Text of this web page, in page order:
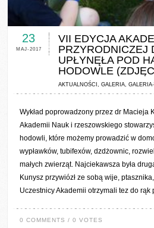
0 COMMENTS / 0
23
MAJ-2017
VII EDYCJA
PRZYRODNICZEJ
UPŁYNĘŁA POD
HODOWLE
AKTUALNOŚCI,GALERIA,
Wykład poprowadzony przez dr Macieja
Akademii Nauk i rzeszowskiego
hodowli, które możemy prowadzić w
wypławków, tubifexów, dzdżownic,
małych zwierząt. Najciekawsza była
Kunysz przywiózł ze sobą wije,
Uczestnicy Akademii otrzymali tez do
0 COMMENTS / 0 VOTES